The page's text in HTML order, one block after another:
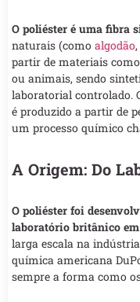
O poliéster é uma fibra
naturais (como algodão
partir de materiais
ou animais, sendo
laboratorial controlado.
é produzido a partir de
um processo químico
A Origem: Do
O poliéster foi
laboratório britânico em
larga escala na
química americana
sempre a forma como